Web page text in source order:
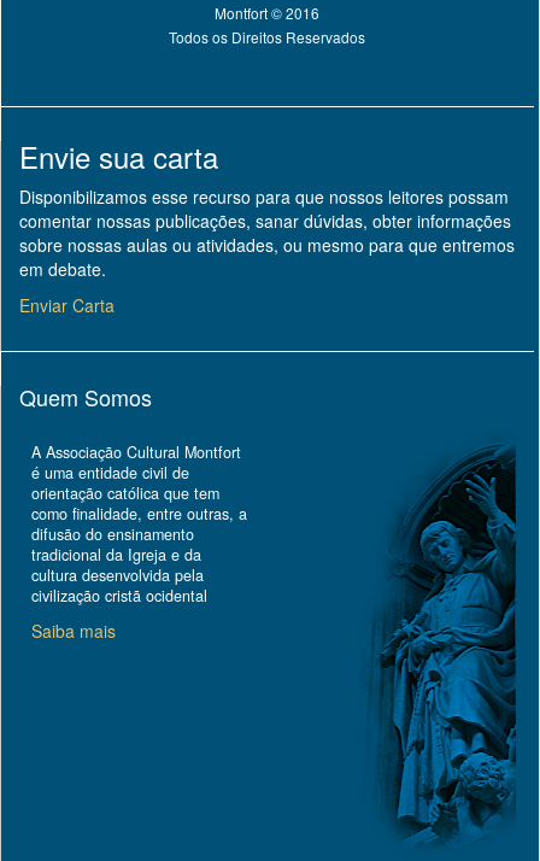
Montfort © 2016
Todos os Direitos Reservados
Envie sua carta
Disponibilizamos esse recurso para que nossos leitores possam
comentar nossas publicações, sanar dúvidas, obter informações
sobre nossas aulas ou atividades, ou mesmo para que entremos
em debate.
Enviar Carta
Quem Somos
A Associação Cultural Montfort
é uma entidade civil de
orientação católica que tem
como finalidade, entre outras, a
difusão do ensinamento
tradicional da Igreja e da
cultura desenvolvida pela
civilização cristã ocidental
Saiba mais